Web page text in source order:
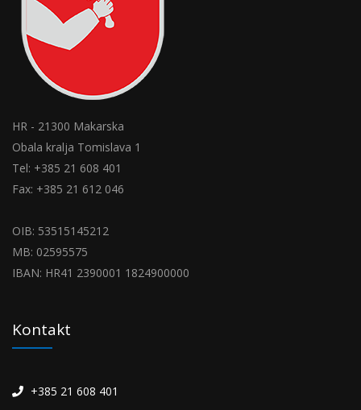
HR - 21300 Makarska
Obala kralja Tomislava 1
Tel: +385 21 608 401
Fax: +385 21 612 046
OIB: 53515145212
MB: 02595575
IBAN: HR41 2390001 1824900000
Kontakt
+385 21 608 401